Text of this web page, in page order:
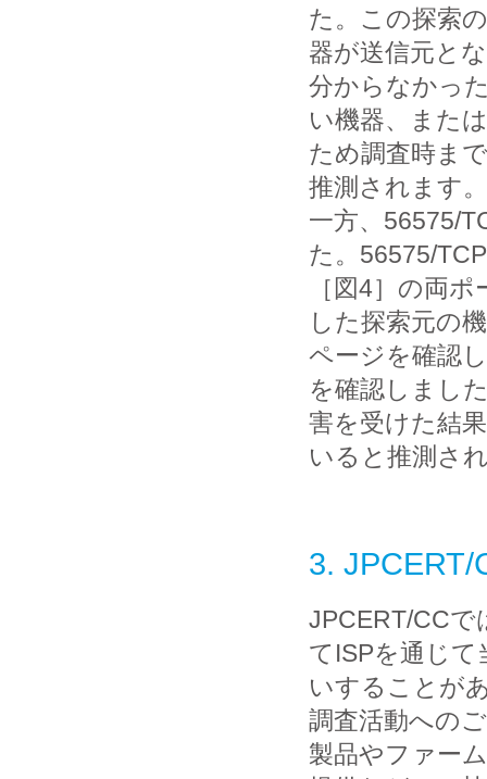
た。この探索
器が送信元と
分からなかっ
い機器、また
ため調査時ま
推測されます。
一方、56575/
た。56575/
［図4］の両
した探索元の
ページを確認
を確認しまし
害を受けた結
いると推測さ
3.
JPCERT/CCで
てISPを通じ
いすることが
調査活動への
製品やファー